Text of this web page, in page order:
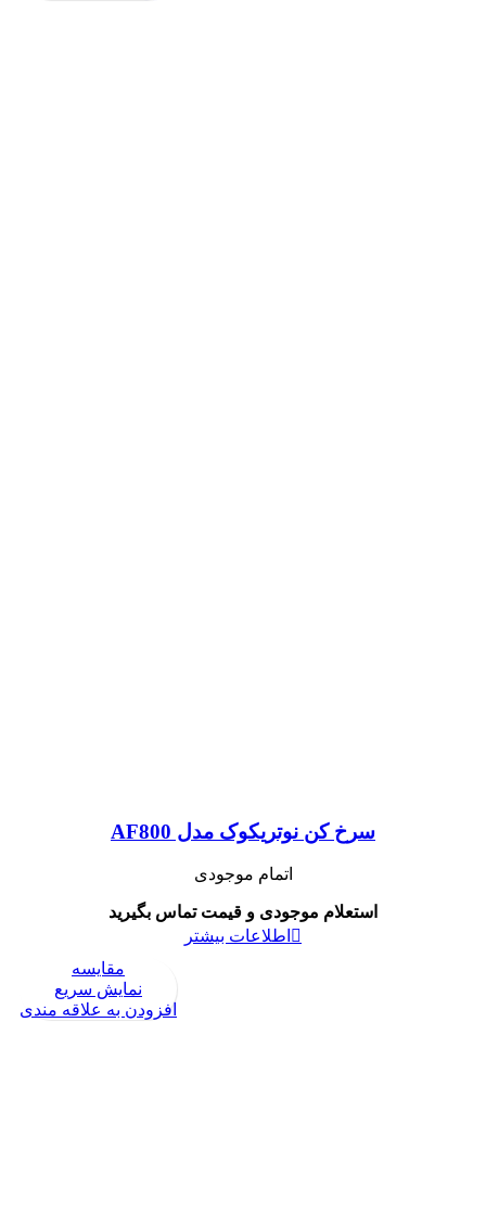
سرخ کن نوتریکوک مدل AF800
اتمام موجودی
استعلام موجودی و قیمت تماس بگیرید
اطلاعات بیشتر
مقايسه
نمایش سریع
افزودن به علاقه مندی